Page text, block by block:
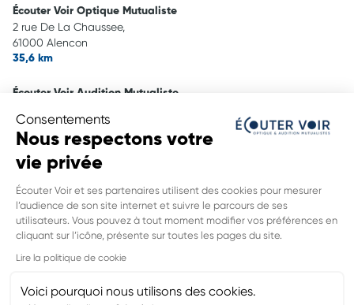
Consentements
Nous respectons votre
vie privée
Écouter Voir et ses partenaires utilisent des cookies pour mesurer
l’audience de son site internet et suivre le parcours de ses
utilisateurs. Vous pouvez à tout moment modifier vos préférences en
cliquant sur l’icône, présente sur toutes les pages du site.
Lire la politique de cookie
Voici pourquoi nous utilisons des cookies.
Écouter Voir Optique Mutualiste
2 rue De La Chaussee,
61000 Alencon
35,6 km
Écouter Voir Audition Mutualiste
61000 Alencon
36,6 km
Écouter Voir Optique Mutualiste
450 Rue de la Madeleine,
27130 Verneuil D'Avre Et D'Iton
37,0 km
INFORMATIONS LÉGALES DE CE
POINT DE VENTE
Nom du groupement : VYV3 NORMANDIE